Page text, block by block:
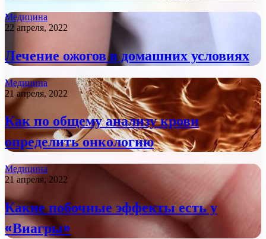
Медицина
22 апреля, 2022
Лечение ожогов в домашних условиях
Медицина
21 апреля, 2022
Как по общему анализу крови
определить онкологию
Медицина
21 апреля, 2022
Какие побочные эффекты есть у
«Виагры»